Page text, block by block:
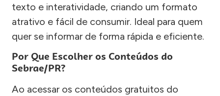
texto e interatividade, criando um formato
atrativo e fácil de consumir. Ideal para quem
quer se informar de forma rápida e eficiente.
Por Que Escolher os Conteúdos do
Sebrae/PR?
Ao acessar os conteúdos gratuitos do